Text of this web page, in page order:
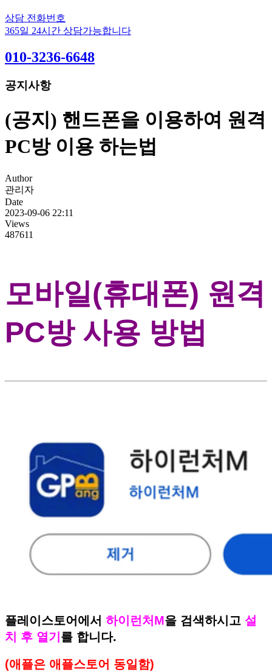
상담 전화번호
365일 24시간 상담가능합니다
010-3236-6648
공지사항
(공지) 핸드폰을 이용하여 원격
PC방 이용 하는법
Author
관리자
Date
2023-09-06 22:11
Views
487611
모바일(휴대폰) 원격
PC방 사용 방법
플레이스토어에서 하이런처M을 검색하시고 설
치 후 열기 를 합니다.
(애플은 애플스토어 동일함)